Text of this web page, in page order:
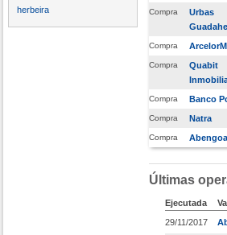
herbeira Compra
Urbas
Compra
Compra
Quabit
Compra Banco
Compra Natra
Compra Abengoa
Últimas
Ejecutada
29/11/2017